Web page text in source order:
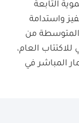
التابعة
واستدامة
من
العام،
المباشر في